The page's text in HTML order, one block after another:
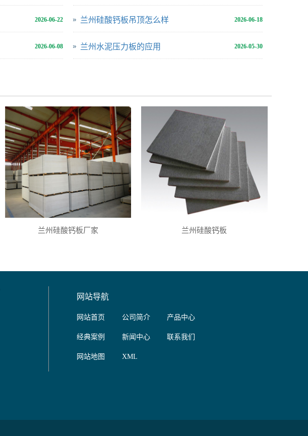
2026-06-22 2026-06-18
兰州硅酸钙板吊顶怎么样
2026-06-08 2026-05-30
兰州水泥压力板的应用
兰州硅酸钙板厂家 兰州硅酸钙板
网站导航
网站首页 公司简介 产品中心
经典案例 新闻中心 联系我们
网站地图 XML